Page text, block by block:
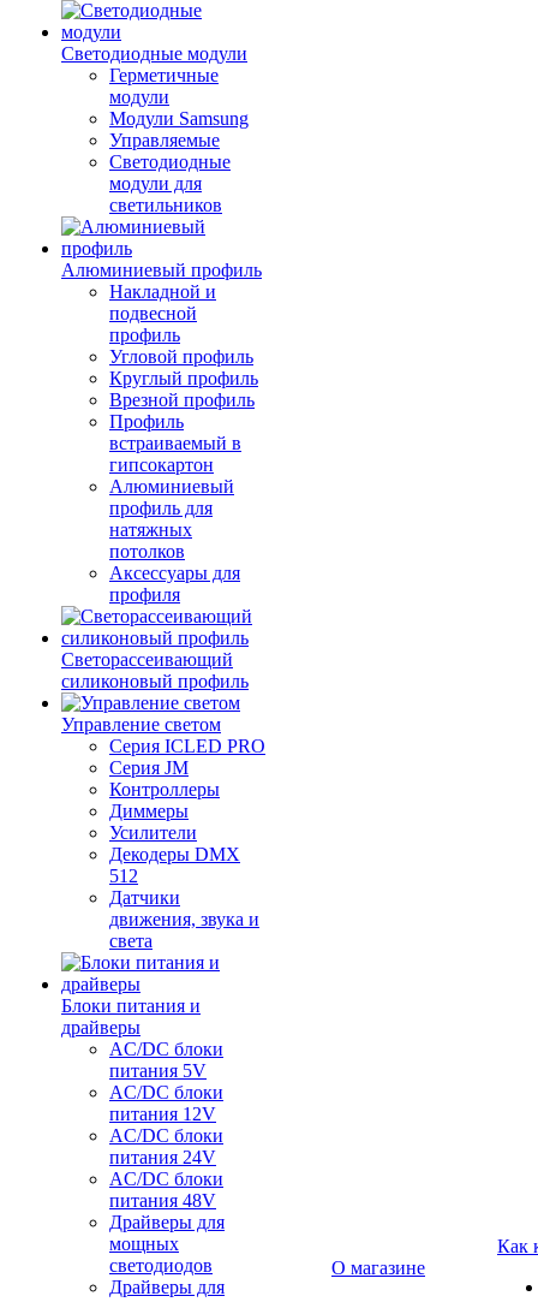
Светодиодные модули
Герметичные
модули
Модули Samsung
Управляемые
Светодиодные
модули для
светильников
Алюминиевый профиль
Накладной и
подвесной
профиль
Угловой профиль
Круглый профиль
Врезной профиль
Профиль
встраиваемый в
гипсокартон
Алюминиевый
профиль для
натяжных
потолков
Аксессуары для
профиля
Светорассеивающий
силиконовый профиль
Управление светом
Серия ICLED PRO
Серия JM
Контроллеры
Диммеры
Усилители
Декодеры DMX
512
Датчики
движения, звука и
света
Блоки питания и
драйверы
AC/DC блоки
питания 5V
AC/DC блоки
питания 12V
AC/DC блоки
питания 24V
AC/DC блоки
питания 48V
Драйверы для
мощных
светодиодов
Драйверы для
О магазине
Как